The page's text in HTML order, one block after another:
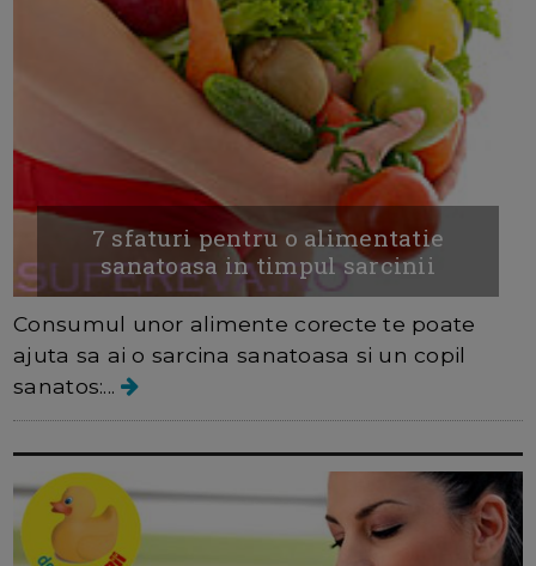
7 sfaturi pentru o alimentatie
sanatoasa in timpul sarcinii
Consumul unor alimente corecte te poate
ajuta sa ai o sarcina sanatoasa si un copil
sanatos:...